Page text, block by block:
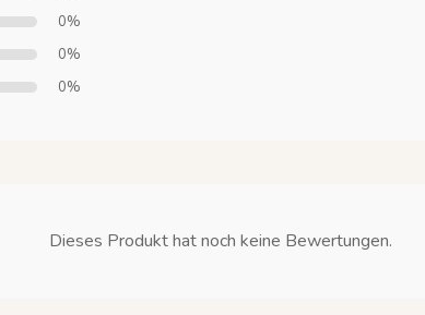
0%
0%
0%
Dieses Produkt hat noch keine Bewertungen.